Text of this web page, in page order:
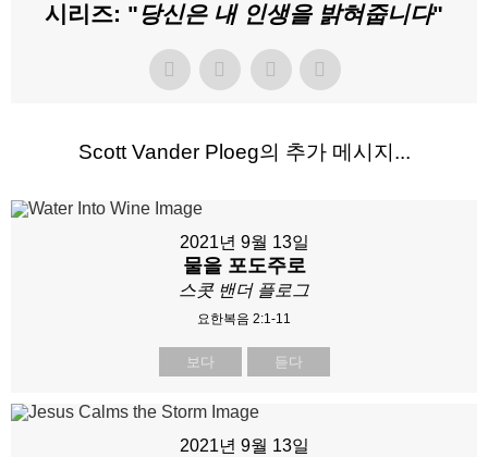
시리즈: " 당신은 내 인생을 밝혀줍니다"
Scott Vander Ploeg의 추가 메시지...
2021년 9월 13일
물을 포도주로
스콧 밴더 플로그
요한복음 2:1-11
보다 듣다
2021년 9월 13일